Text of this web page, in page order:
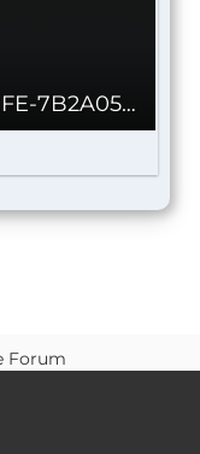
Forum
C38BBE30-B7F6-445A-8BFE-7B2A057321BD.png